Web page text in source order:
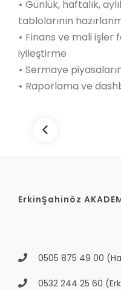
• ​​​​​​​Günlük, haftalık,
tablolarının
• ​​​​​​​Finans ve mali işler
iyileştirme
• ​​​​​​​Sermaye
• ​​​​​​​Raporlama ve
ErkinŞahinöz
0505 875 49 00
0532 244 25 60